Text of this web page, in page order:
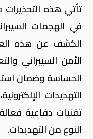
تأتي هذه
في الهجمات
الكشف عن هذه
الأمن السيبراني
الحساسة وضمان
التهديدات
تقنيات دفاعية
النوع من التهديدات.